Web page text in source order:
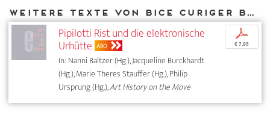
Weitere Texte von Bice Curiger bei DIAPHANES
Pipilotti Rist und die elektronische
Urhütte ABO
In: Nanni Baltzer (Hg.), Jacqueline Burckhardt
(Hg.), Marie Theres Stauffer (Hg.), Philip
Ursprung (Hg.),Art History on the Move
p
€ 7,95